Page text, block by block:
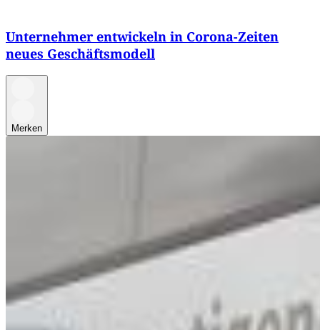
Unternehmer entwickeln in Corona-Zeiten
neues Geschäftsmodell
Merken